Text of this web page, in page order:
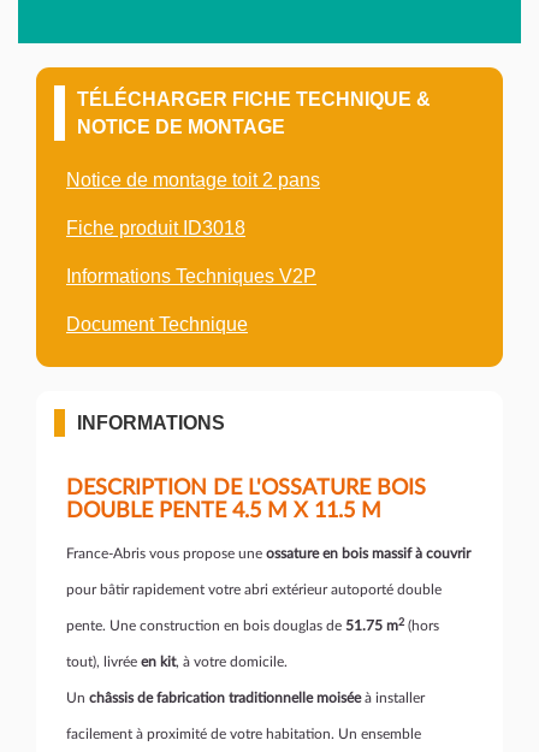
TÉLÉCHARGER FICHE TECHNIQUE &
NOTICE DE MONTAGE
Notice de montage toit 2 pans
Fiche produit ID3018
Informations Techniques V2P
Document Technique
INFORMATIONS
DESCRIPTION DE L'OSSATURE BOIS
DOUBLE PENTE 4.5 M X 11.5 M
France-Abris vous propose une ossature en bois massif à couvrir
pour bâtir rapidement votre abri extérieur autoporté double
pente. Une construction en bois douglas de 51.75 m2 (hors
tout), livrée en kit, à votre domicile.
Un châssis de fabrication traditionnelle moiséeà installer
facilement à proximité de votre habitation. Un ensemble